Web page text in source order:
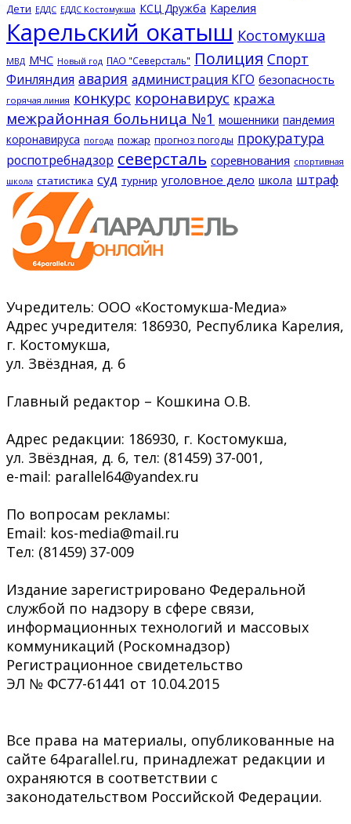
Дети ЕДДС ЕДДС Костомукша КСЦ Дружба Карелия
Карельский окатыш Костомукша
МВД МЧС Новый год ПАО "Северсталь" Полиция Спорт
Финляндия авария администрация КГО безопасность
горячая линия конкурс коронавирус кража
межрайонная больница №1 мошенники пандемия
коронавируса погода пожар прогноз погоды прокуратура
роспотребнадзор северсталь соревнования спортивная
школа статистика суд турнир уголовное дело школа штраф
Учредитель: ООО «Костомукша-Медиа»
Адрес учредителя: 186930, Республика Карелия,
г. Костомукша,
ул. Звёздная, д. 6
Главный редактор – Кошкина О.В.
Адрес редакции: 186930, г. Костомукша,
ул. Звёздная, д. 6, тел: (81459) 37-001,
e-mail: parallel64@yandex.ru
По вопросам рекламы:
Email: kos-media@mail.ru
Тел: (81459) 37-009
Издание зарегистрировано Федеральной
службой по надзору в сфере связи,
информационных технологий и массовых
коммуникаций (Роскомнадзор)
Регистрационное свидетельство
ЭЛ № ФС77-61441 от 10.04.2015
Все права на материалы, опубликованные на
сайте 64parallel.ru, принадлежат редакции и
охраняются в соответствии с
законодательством Российской Федерации.